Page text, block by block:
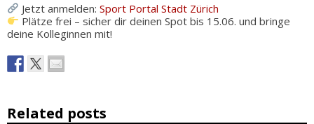
Jetzt anmelden:Sport Portal Stadt Zürich
Plätze frei – sicher dir deinen Spot bis 15.06. und bringe
deine Kolleginnen mit!
Related posts